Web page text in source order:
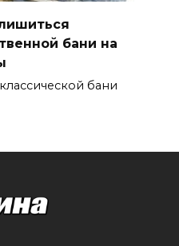
бани на
бани